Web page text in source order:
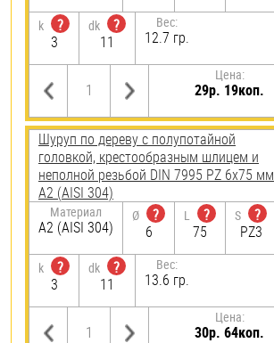
k
?
3
dk
?
11
Вес:
12.7 гр.
Цена:
29р. 19коп.
Шуруп по дереву с полупотайной
головкой, крестообразным шлицем и
неполной резьбой DIN 7995 PZ 6х75 мм
А2 (AISI 304)
Материал
А2 (AISI 304)
Ø
?
6
L
?
75
S
?
PZ3
k
?
3
dk
?
11
Вес:
13.6 гр.
Цена:
30р. 64коп.